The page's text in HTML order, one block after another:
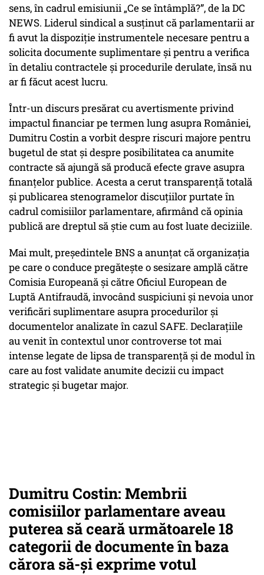
sens, în cadrul emisiunii „Ce se întâmplă?”, de la DC
NEWS. Liderul sindical a susținut că parlamentarii ar
fi avut la dispoziție instrumentele necesare pentru a
solicita documente suplimentare și pentru a verifica
în detaliu contractele și procedurile derulate, însă nu
ar fi făcut acest lucru.
Într-un discurs presărat cu avertismente privind
impactul financiar pe termen lung asupra României,
Dumitru Costin a vorbit despre riscuri majore pentru
bugetul de stat și despre posibilitatea ca anumite
contracte să ajungă să producă efecte grave asupra
finanțelor publice. Acesta a cerut transparență totală
și publicarea stenogramelor discuțiilor purtate în
cadrul comisiilor parlamentare, afirmând că opinia
publică are dreptul să știe cum au fost luate deciziile.
Mai mult, președintele BNS a anunțat că organizația
pe care o conduce pregătește o sesizare amplă către
Comisia Europeană și către Oficiul European de
Luptă Antifraudă, invocând suspiciuni și nevoia unor
verificări suplimentare asupra procedurilor și
documentelor analizate în cazul SAFE. Declarațiile
au venit în contextul unor controverse tot mai
intense legate de lipsa de transparență și de modul în
care au fost validate anumite decizii cu impact
strategic și bugetar major.
Dumitru Costin: Membrii
comisiilor parlamentare aveau
puterea să ceară următoarele 18
categorii de documente în baza
cărora să-și exprime votul